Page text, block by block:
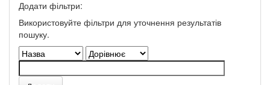
Додати фільтри:
Використовуйте фільтри для уточнення результатів
пошуку.